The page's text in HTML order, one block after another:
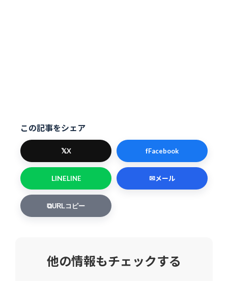
この記事をシェア
𝕏X fFacebook
LINELINE ✉メール
⧉URLコピー
他の情報もチェックする